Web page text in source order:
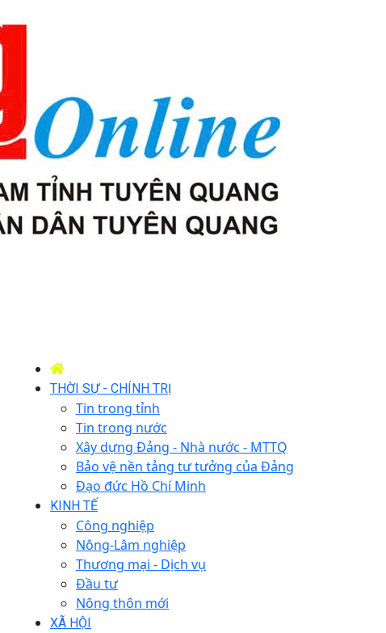
THỜI SỰ - CHÍNH TRỊ
Tin trong tỉnh
Tin trong nước
Xây dựng Đảng - Nhà nước - MTTQ
Bảo vệ nền tảng tư tưởng của Đảng
Đạo đức Hồ Chí Minh
KINH TẾ
Công nghiệp
Nông-Lâm nghiệp
Thương mại - Dịch vụ
Đầu tư
Nông thôn mới
XÃ HỘI